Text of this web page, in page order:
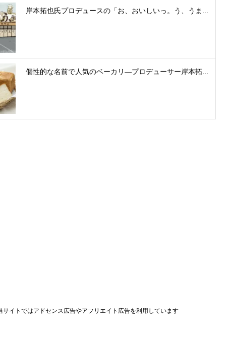
岸本拓也氏プロデュースの「お、おいしいっ。う、うま...
個性的な名前で人気のベーカリ―プロデューサー岸本拓...
サイトではアドセンス広告やアフリエイト広告を利用しています